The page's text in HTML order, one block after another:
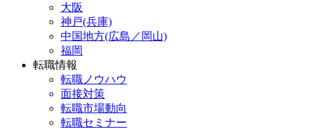
大阪
神戸(兵庫)
中国地方(広島／岡山)
福岡
転職情報
転職ノウハウ
面接対策
転職市場動向
転職セミナー